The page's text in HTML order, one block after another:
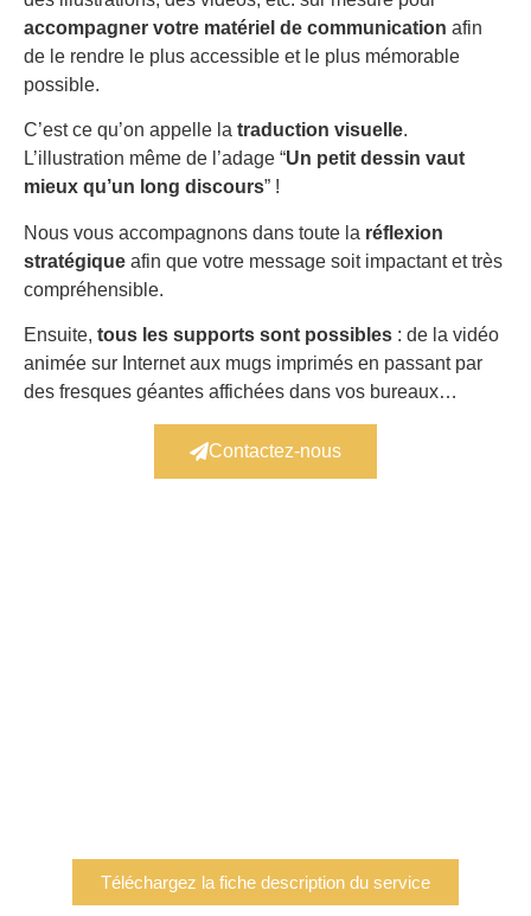
accompagner votre matériel de communication afin
de le rendre le plus accessible et le plus mémorable
possible.
C’est ce qu’on appelle la traduction visuelle.
L’illustration même de l’adage “Un petit dessin vaut
mieux qu’un long discours” !
Nous vous accompagnons dans toute la réflexion
stratégique afin que votre message soit impactant et très
compréhensible.
Ensuite, tous les supports sont possibles : de la vidéo
animée sur Internet aux mugs imprimés en passant par
des fresques géantes affichées dans vos bureaux…
Contactez-nous
Téléchargez la fiche description du service